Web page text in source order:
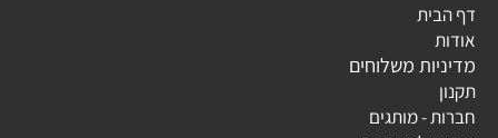
דף הבית
אודות
מדיניות משלוחים
תקנון
חברות - מותגים